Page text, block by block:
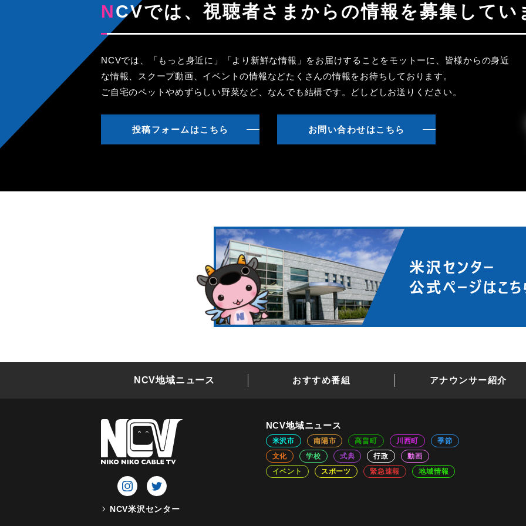
NCVでは、視聴者さまからの情報を募集してい
NCVでは、「もっと身近に」「より新鮮な情報」をお届けすることをモットーに、皆様からの身近
な情報、スクープ動画、イベントの情報などたくさんの情報をお待ちしております。
ご自宅のペットやめずらしい野菜など、なんでも結構です。どしどしお送りください。
投稿フォームはこちら お問い合わせはこちら
NCV地域ニュース おすすめ番組 アナウンサー紹介
NCV米沢センター
NCV地域ニュース
米沢市 南陽市 高畠町 川西町
季節
文化
学校 式典 行政
動画
イベント
スポーツ 緊急速報 地域情報